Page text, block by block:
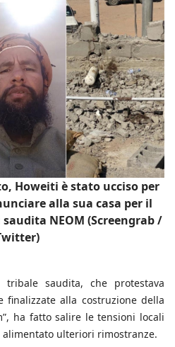
Howeiti è stato ucciso per
alla sua casa per il
NEOM (Screengrab /
tribale saudita, che protestava
finalizzate alla costruzione della
ha fatto salire le tensioni locali
ulteriori rimostranze.